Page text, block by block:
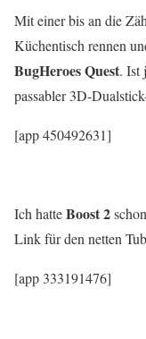
Mit einer bis an die
Küchentisch rennen
BugHeroes Quest. Ist
passabler 3D-
[app 450492631]
Ich hatteBoost 2
Link für den netten
[app 333191476]